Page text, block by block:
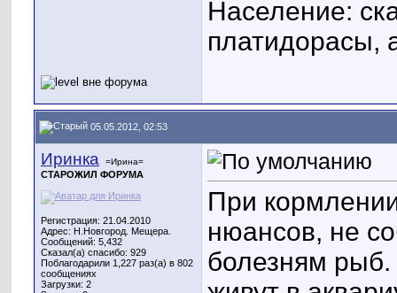
Население:
платидорасы,
05.05.2012, 02:53
Иринка =Ирина=
СТАРОЖИЛ ФОРУМА
Регистрация: 21.04.2010
Адрес: Н.Новгород. Мещера.
Сообщений: 5,432
Сказал(а) спасибо: 929
Поблагодарили 1,227 раз(а) в 802
сообщениях
Загрузки: 2
При
нюансов, не
болезням